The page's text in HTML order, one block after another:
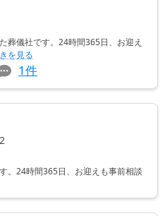
葬儀社です。24時間365日、お迎え
を見る
1件
。24時間365日、お迎えも事前相談